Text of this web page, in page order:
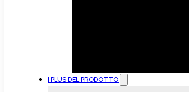
I PLUS DEL PRODOTTO